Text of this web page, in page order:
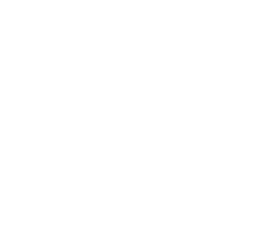
projeto ao nosso serviço de